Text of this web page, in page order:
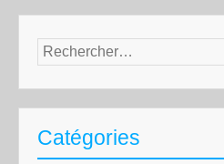
Rechercher :
Catégories